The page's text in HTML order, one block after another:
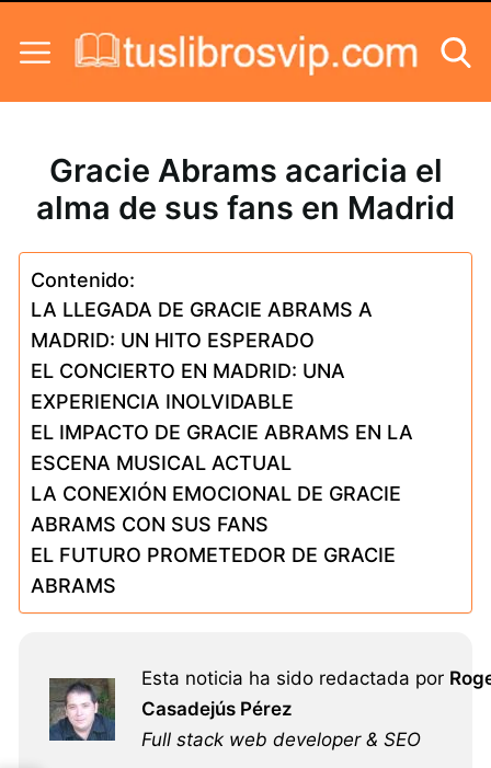
Gracie Abrams acaricia el
alma de sus fans en Madrid
Contenido:
LA LLEGADA DE GRACIE ABRAMS A
MADRID: UN HITO ESPERADO
EL CONCIERTO EN MADRID: UNA
EXPERIENCIA INOLVIDABLE
EL IMPACTO DE GRACIE ABRAMS EN LA
ESCENA MUSICAL ACTUAL
LA CONEXIÓN EMOCIONAL DE GRACIE
ABRAMS CON SUS FANS
EL FUTURO PROMETEDOR DE GRACIE
ABRAMS
Esta noticia ha sido redactada por
Casadejús Pérez
Full stack web developer & SEO